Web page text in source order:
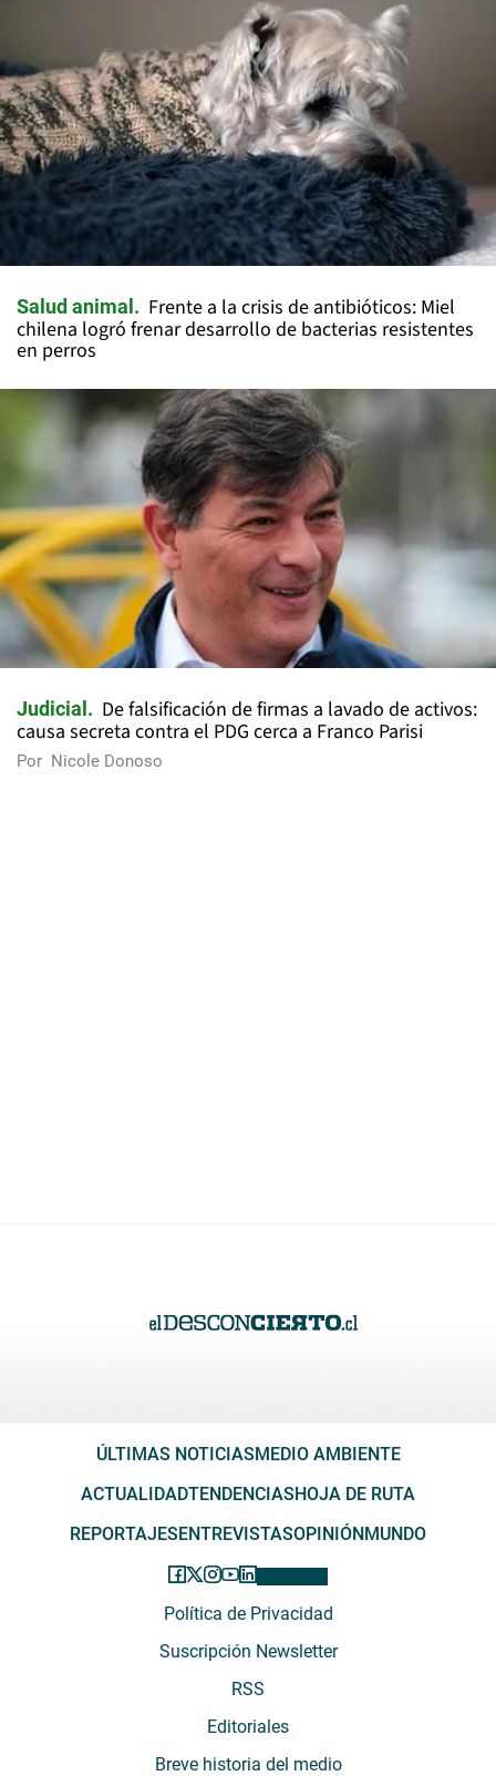
Salud animal
Frente a la crisis de antibióticos: Miel
chilena logró frenar desarrollo de bacterias resistentes
en perros
Judicial
De falsificación de firmas a lavado de activos:
causa secreta contra el PDG cerca a Franco Parisi
Por Nicole Donoso
ÚLTIMAS NOTICIAS MEDIO AMBIENTE
ACTUALIDADTENDENCIAS HOJA DE RUTA
REPORTAJES ENTREVISTASOPINIÓN MUNDO
Política de Privacidad
Suscripción Newsletter
RSS
Editoriales
Breve historia del medio